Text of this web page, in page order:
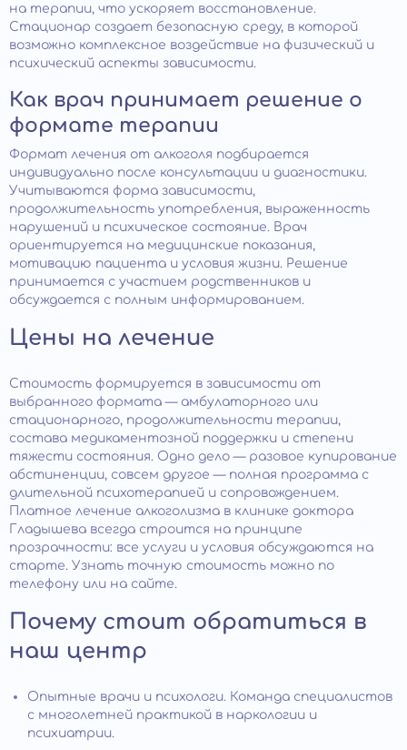
на терапии, что ускоряет восстановление.
Стационар создает безопасную среду, в которой
возможно комплексное воздействие на физический и
психический аспекты зависимости.
Как врач принимает решение о
формате терапии
Формат лечения от алкоголя подбирается
индивидуально после консультации и диагностики.
Учитываются форма зависимости,
продолжительность употребления, выраженность
нарушений и психическое состояние. Врач
ориентируется на медицинские показания,
мотивацию пациента и условия жизни. Решение
принимается с участием родственников и
обсуждается с полным информированием.
Цены на лечение
Стоимость формируется в зависимости от
выбранного формата — амбулаторного или
стационарного, продолжительности терапии,
состава медикаментозной поддержки и степени
тяжести состояния. Одно дело — разовое купирование
абстиненции, совсем другое — полная программа с
длительной психотерапией и сопровождением.
Платное лечение алкоголизма в клинике доктора
Гладышева всегда строится на принципе
прозрачности: все услуги и условия обсуждаются на
старте. Узнать точную стоимость можно по
телефону или на сайте.
Почему стоит обратиться в
наш центр
Опытные врачи и психологи. Команда специалистов
с многолетней практикой в наркологии и
психиатрии.